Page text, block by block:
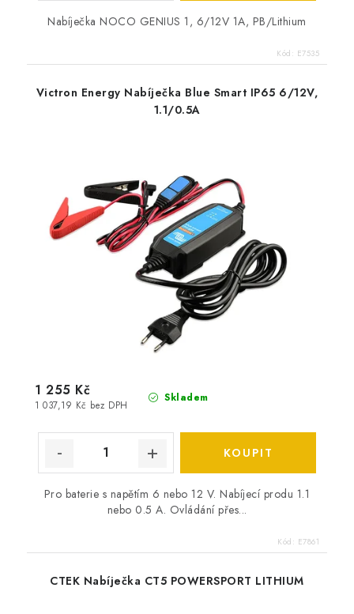
Nabíječka NOCO GENIUS 1, 6/12V 1A, PB/Lithium
Kód: E7535
Victron Energy Nabíječka Blue Smart IP65 6/12V,
1.1/0.5A
Skladem
1 037,19 Kč bez DPH
1 255 Kč
Pro baterie s napětím 6 nebo 12 V. Nabíjecí produ 1.1
nebo 0.5 A. Ovládání přes...
Kód: E7861
CTEK Nabíječka CT5 POWERSPORT LITHIUM